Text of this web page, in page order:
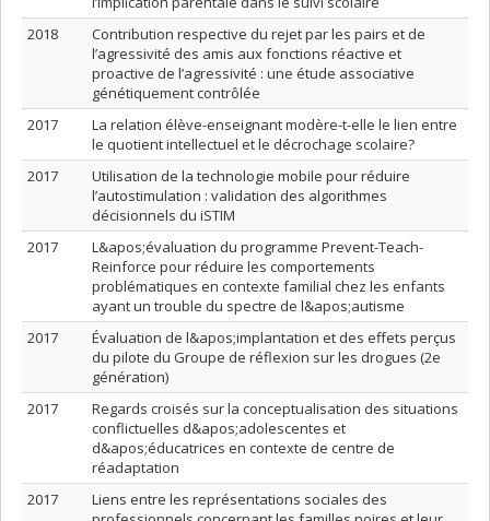
2018
Contribution respective du rejet par les pairs et de
l’agressivité des amis aux fonctions réactive et
proactive de l’agressivité : une étude associative
génétiquement contrôlée
2017
La relation élève-enseignant modère-t-elle le lien entre
le quotient intellectuel et le décrochage scolaire?
2017
Utilisation de la technologie mobile pour réduire
l’autostimulation : validation des algorithmes
décisionnels du iSTIM
2017
L&apos;évaluation du programme Prevent-Teach-
Reinforce pour réduire les comportements
problématiques en contexte familial chez les enfants
ayant un trouble du spectre de l&apos;autisme
2017
Évaluation de l&apos;implantation et des effets perçus
du pilote du Groupe de réflexion sur les drogues (2e
génération)
2017
Regards croisés sur la conceptualisation des situations
conflictuelles d&apos;adolescentes et
d&apos;éducatrices en contexte de centre de
réadaptation
2017
Liens entre les représentations sociales des